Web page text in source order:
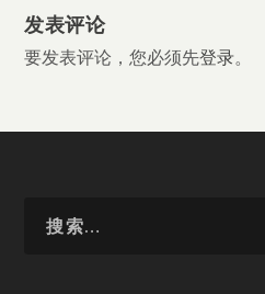
发表评论
要发表评论，您必须先登录。